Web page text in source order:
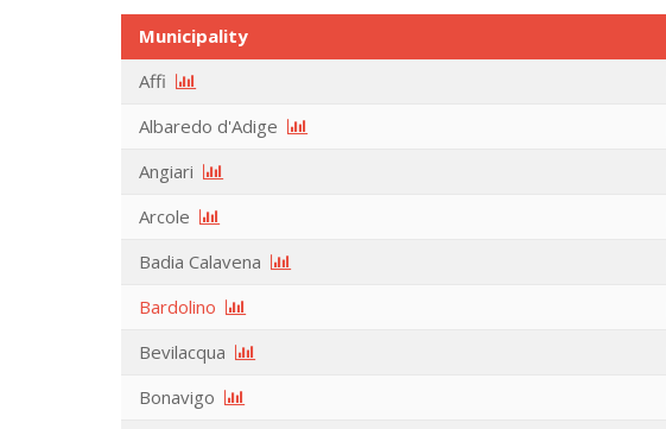
Municipality
Affi
Albaredo d'Adige
Angiari
Arcole
Badia Calavena
Bardolino
Bevilacqua
Bonavigo